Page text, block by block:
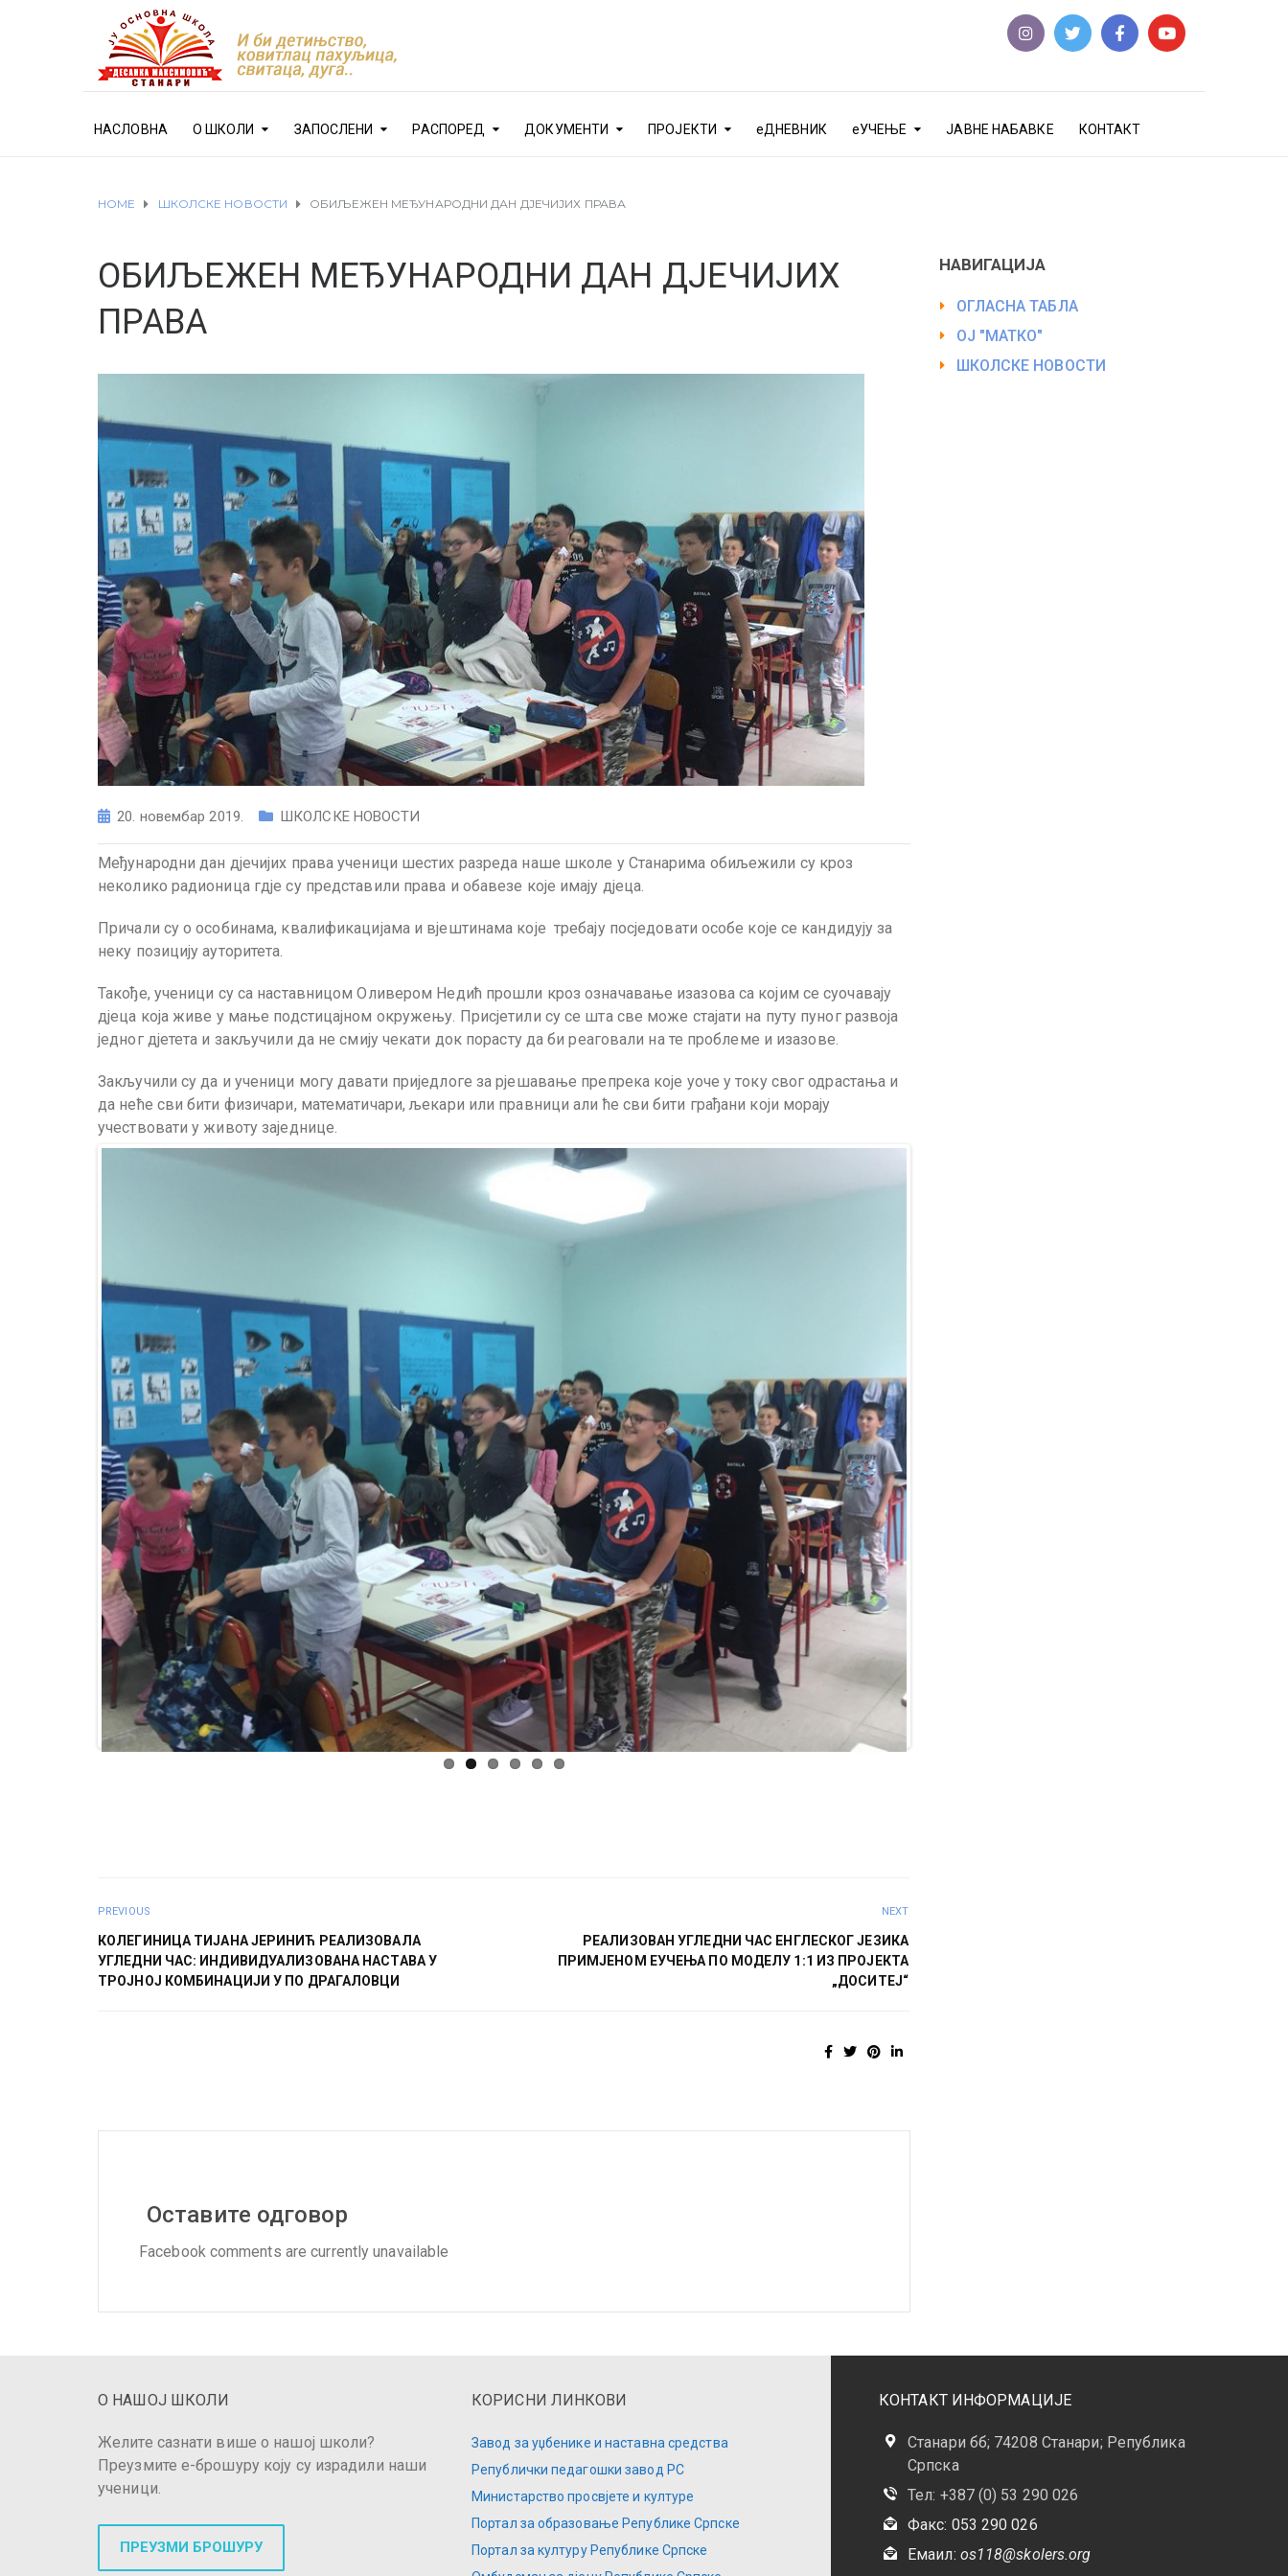
НАСЛОВНА О ШКОЛИ ЗАПОСЛЕНИ РАСПОРЕД ДОКУМЕНТИ ПРОЈЕКТИ еДНЕВНИК еУЧЕЊЕ ЈАВНЕ НАБАВКЕ КОНТАКТ
HOME ШКОЛСКЕ НОВОСТИ ОБИЉЕЖЕН МЕЂУНАРОДНИ ДАН ДЈЕЧИЈИХ ПРАВА
ОБИЉЕЖЕН МЕЂУНАРОДНИ ДАН ДЈЕЧИЈИХ
ПРАВА
20. новембар 2019. ШКОЛСКЕ НОВОСТИ
Међународни дан дјечијих права ученици шестих разреда наше школе у Станарима обиљежили су кроз
неколико радионица гдје су представили права и обавезе које имају дјеца.
Причали су о особинама, квалификацијама и вјештинама које требају посједовати особе које се кандидују за
неку позицију ауторитета.
Такође, ученици су са наставницом Оливером Недић прошли кроз означавање изазова са којим се суочавају
дјеца која живе у мање подстицајном окружењу. Присјетили су се шта све може стајати на путу пуног развоја
једног дјетета и закључили да не смију чекати док порасту да би реаговали на те проблеме и изазове.
Закључили су да и ученици могу давати приједлоге за рјешавање препрека које уоче у току свог одрастања и
да неће сви бити физичари, математичари, љекари или правници али ће сви бити грађани који морају
учествовати у животу заједнице.
PREVIOUS
КОЛЕГИНИЦА ТИЈАНА ЈЕРИНИЋ РЕАЛИЗОВАЛА
УГЛЕДНИ ЧАС: ИНДИВИДУАЛИЗОВАНА НАСТАВА У
ТРОЈНОЈ КОМБИНАЦИЈИ У ПО ДРАГАЛОВЦИ
NEXT
РЕАЛИЗОВАН УГЛЕДНИ ЧАС ЕНГЛЕСКОГ ЈЕЗИКА
ПРИМЈЕНОМ EУЧЕЊА ПО МОДЕЛУ 1:1 ИЗ ПРОЈЕКТА
„ДОСИТЕЈ“
Оставите одговор
Facebook comments are currently unavailable
НАВИГАЦИЈА
ОГЛАСНА ТАБЛА
ОЈ "МАТКО"
ШКОЛСКЕ НОВОСТИ
О НАШОЈ ШКОЛИ
Желите сазнати више о нашој школи?
Преузмите е-брошуру коју су израдили наши
ученици.
ПРЕУЗМИ БРОШУРУ
КОРИСНИ ЛИНКОВИ
Завод за уџбенике и наставна средства
Републички педагошки завод РС
Министарство просвјете и културе
Портал за образовање Републике Српске
Портал за културу Републике Српске
КОНТАКТ ИНФОРМАЦИЈЕ
Станари бб; 74208 Станари; Република
Српска
Тел: +387 (0) 53 290 026
Факс: 053 290 026
Емаил: os118@skolers.org